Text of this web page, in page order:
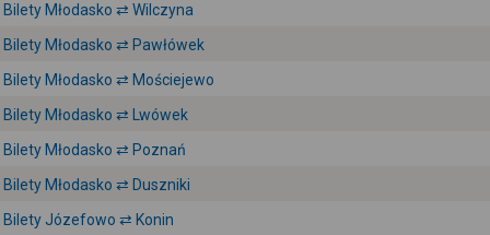
Bilety Młodasko ⇄ Wilczyna
Bilety Młodasko ⇄ Pawłówek
Bilety Młodasko ⇄ Mościejewo
Bilety Młodasko ⇄ Lwówek
Bilety Młodasko ⇄ Poznań
Bilety Młodasko ⇄ Duszniki
Bilety Józefowo ⇄ Konin